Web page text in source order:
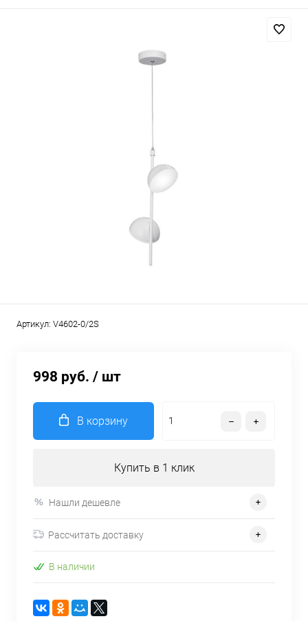
Артикул: V4602-0/2S
998 руб. / шт
В корзину
Купить в 1 клик
Нашли дешевле
Рассчитать доставку
В наличии